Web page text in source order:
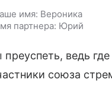
имя: Вероника
партнера: Юрий
ведь где
союза